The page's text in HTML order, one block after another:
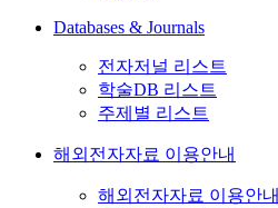
Databases & Journals
전자저널 리스트
학술DB 리스트
주제별 리스트
해외전자자료 이용안내
해외전자자료 이용안내